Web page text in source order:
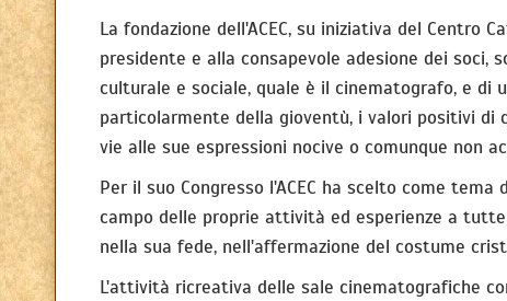
La fondazione dell'ACEC, su iniziativa del Centro
presidente e alla consapevole adesione dei
culturale e sociale, quale è il cinematografo, e
particolarmente della gioventù, i valori positivi di
vie alle sue espressioni nocive o comunque non
Per il suo Congresso l'ACEC ha scelto come tema
campo delle proprie attività ed esperienze a
nella sua fede, nell'affermazione del costume
L'attività ricreativa delle sale cinematografiche